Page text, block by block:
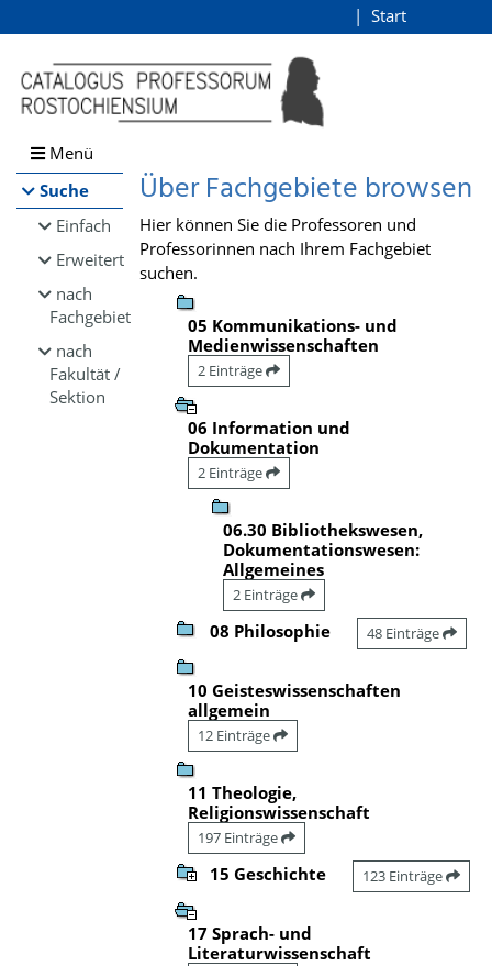
Browsen
direkt zum Inhalt
Start
Menü
Suche
Einfach
Erweitert
nach
Fachgebiet
nach
Fakultät /
Sektion
Über Fachgebiete browsen
Hier können Sie die Professoren und
Professorinnen nach Ihrem Fachgebiet
suchen.
05 Kommunikations- und
Medienwissenschaften
2 Einträge
06 Information und
Dokumentation
2 Einträge
06.30 Bibliothekswesen,
Dokumentationswesen:
Allgemeines
2 Einträge
08 Philosophie 48 Einträge
10 Geisteswissenschaften
allgemein
12 Einträge
11 Theologie,
Religionswissenschaft
197 Einträge
15 Geschichte 123 Einträge
17 Sprach- und
Literaturwissenschaft